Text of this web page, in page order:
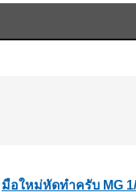
มือใหม่หัดทำครับ MG